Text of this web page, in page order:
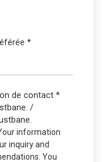
*
de contact *
/
information
inquiry and
You